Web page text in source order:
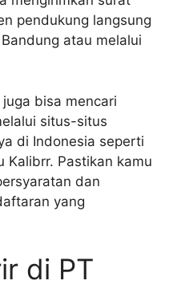
pendukung langsung
atau melalui
bisa mencari
situs-situs
di Indonesia seperti
Kalibrr. Pastikan kamu
dan
yang
di PT